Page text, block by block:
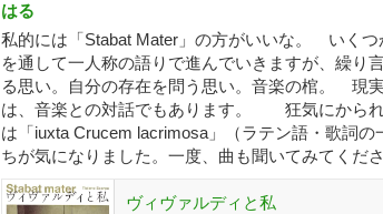
はる
私的には「Stabat Mater」の方がいいな。 いく
を通して一人称の語りで進んでいきますが、繰り
る思い。自分の存在を問う思い。音楽の棺。 現
は、音楽との対話でもあります。 狂気にから
は「iuxta Crucem lacrimosa」（ラテン語・歌詞
ちが気になりました。一度、曲も聞いてみてくだ
ヴィヴァルディと私